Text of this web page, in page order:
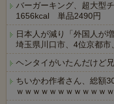
バーガーキング、超大型
1656kcal 単品2490円
日本人が減り「外国人が
埼玉県川口市、4位京都市
ヘンタイがいたんだけど
ちいかわ作者さん、総額
ｗｗｗｗｗｗｗｗｗｗｗ